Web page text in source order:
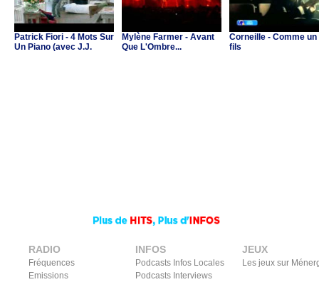
Patrick Fiori - 4 Mots Sur
Un Piano (avec J.J.
Mylène Farmer - Avant
Que L'Ombre...
Corneille - Comme un
fils
RADIO
Fréquences
Emissions
INFOS
Podcasts Infos Locales
Podcasts Interviews
JEUX
Les jeux sur